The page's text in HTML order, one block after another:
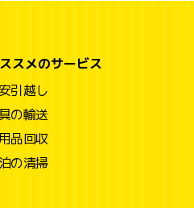
スメのサービス
引越し
の輸送
品回収
の清掃